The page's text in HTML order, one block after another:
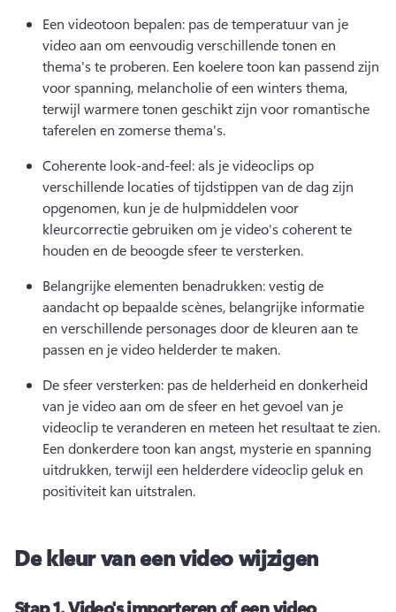
Een videotoon bepalen: pas de temperatuur van je
video aan om eenvoudig verschillende tonen en
thema's te proberen. Een koelere toon kan passend zijn
voor spanning, melancholie of een winters thema,
terwijl warmere tonen geschikt zijn voor romantische
taferelen en zomerse thema's.
Coherente look-and-feel: als je videoclips op
verschillende locaties of tijdstippen van de dag zijn
opgenomen, kun je de hulpmiddelen voor
kleurcorrectie gebruiken om je video's coherent te
houden en de beoogde sfeer te versterken.
Belangrijke elementen benadrukken: vestig de
aandacht op bepaalde scènes, belangrijke informatie
en verschillende personages door de kleuren aan te
passen en je video helderder te maken.
De sfeer versterken: pas de helderheid en donkerheid
van je video aan om de sfeer en het gevoel van je
Een donkerdere toon kan angst, mysterie en spanning
uitdrukken, terwijl een helderdere videoclip geluk en
positiviteit kan uitstralen.
De kleur van een video wijzigen
Stap 1.Video's importeren of een video